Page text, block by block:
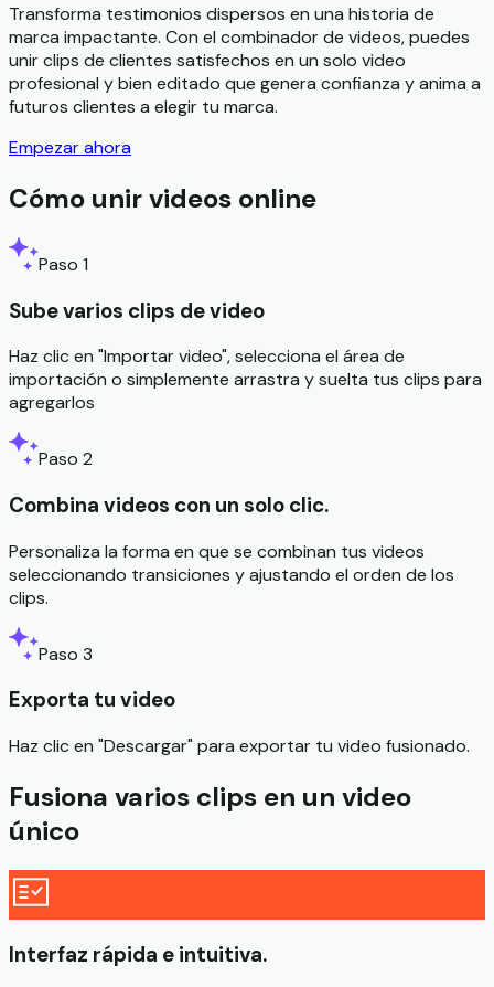
Transforma testimonios dispersos en una historia de
marca impactante. Con el combinador de videos, puedes
unir clips de clientes satisfechos en un solo video
profesional y bien editado que genera confianza y anima a
futuros clientes a elegir tu marca.
Empezar ahora
Cómo unir videos online
Paso 1
Sube varios clips de video
Haz clic en "Importar video", selecciona el área de
importación o simplemente arrastra y suelta tus clips para
agregarlos
Paso 2
Combina videos con un solo clic.
Personaliza la forma en que se combinan tus videos
seleccionando transiciones y ajustando el orden de los
clips.
Paso 3
Exporta tu video
Haz clic en "Descargar" para exportar tu video fusionado.
Fusiona varios clips en un video
único
Interfaz rápida e intuitiva.